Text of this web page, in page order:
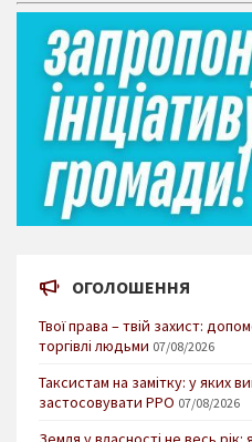
ОГОЛОШЕННЯ
Твої права – твій захист:
торгівлі людьми 07/08/2026
Таксистам на замітку: у яких
застосовувати РРО 07/08/2026